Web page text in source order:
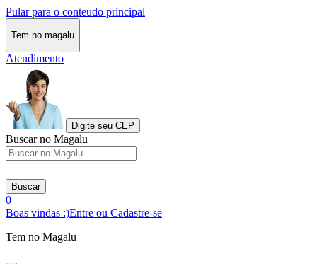
Pular para o conteudo principal
Tem no magalu
Atendimento
Digite seu CEP
Buscar no Magalu
Buscar
0
Boas vindas :)Entre ou Cadastre-se
Tem no Magalu